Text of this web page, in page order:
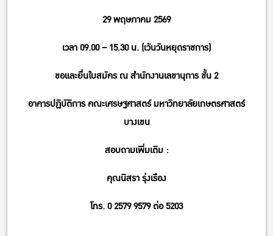
29 พฤษภาคม 2569
เวลา 09.00 – 15.30 น. (เว้นวันหยุดราชการ)
ขอและยื่นใบสมัคร ณ สำนักงานเลขานุการ ชั้น 2
อาคารปฏิบัติการ คณะเศรษฐศาสตร์ มหาวิทยาลัยเกษตรศาสตร์
บางเขน
สอบถามเพิ่มเติม :
คุณนิสรา รุ่งเรือง
โทร. 0 2579 9579 ต่อ 5203